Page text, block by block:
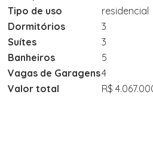
Tipo de uso
residencial
Dormitórios
3
Suítes
3
Banheiros
5
Vagas de Garagens4
Valor total
R$